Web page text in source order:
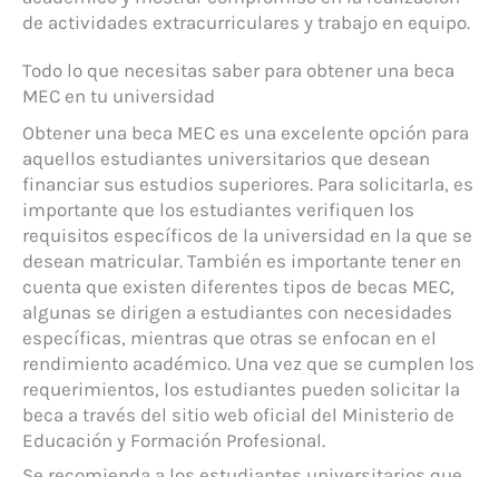
de actividades extracurriculares y trabajo en equipo.
Todo lo que necesitas saber para obtener una beca
MEC en tu universidad
Obtener una beca MEC es una excelente opción para
aquellos estudiantes universitarios que desean
financiar sus estudios superiores. Para solicitarla, es
importante que los estudiantes verifiquen los
requisitos específicos de la universidad en la que se
desean matricular. También es importante tener en
cuenta que existen diferentes tipos de becas MEC,
algunas se dirigen a estudiantes con necesidades
específicas, mientras que otras se enfocan en el
rendimiento académico. Una vez que se cumplen los
requerimientos, los estudiantes pueden solicitar la
beca a través del sitio web oficial del Ministerio de
Educación y Formación Profesional.